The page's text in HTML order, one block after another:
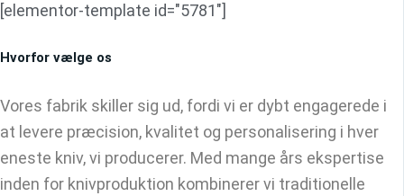
[elementor-template id="5781"]
Hvorfor vælge os
Vores fabrik skiller sig ud, fordi vi er dybt engagerede i
at levere præcision, kvalitet og personalisering i hver
eneste kniv, vi producerer. Med mange års ekspertise
inden for knivproduktion kombinerer vi traditionelle